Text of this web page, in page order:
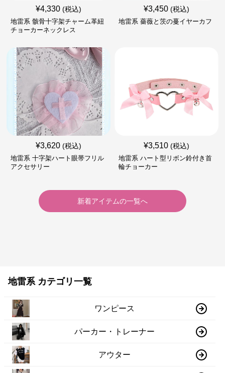
¥4,330 (税込)
地雷系 骸骨十字架チャーム革紐
チョーカーネックレス
¥3,450 (税込)
地雷系 薔薇と茨の蔓イヤーカフ
¥3,620 (税込)
地雷系 十字架ハート眼帯フリル
アクセサリー
¥3,510 (税込)
地雷系 ハート型リボン鈴付き首
輪チョーカー
新着アイテムの一覧へ
地雷系 カテゴリ一覧
ワンピース
パーカー・トレーナー
アウター